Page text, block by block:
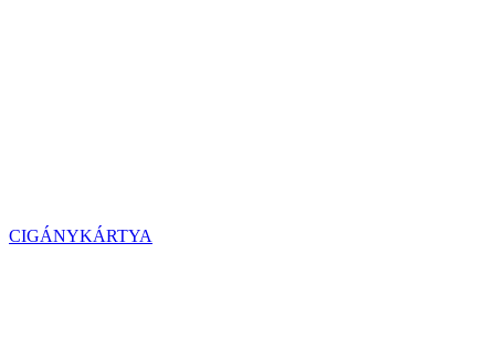
CIGÁNYKÁRTYA